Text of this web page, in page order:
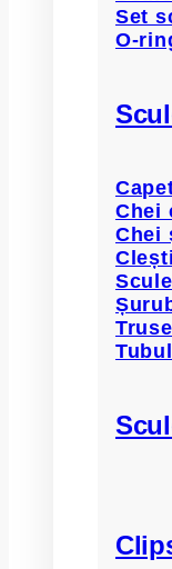
Set
O-
Chei
Chei
Clești